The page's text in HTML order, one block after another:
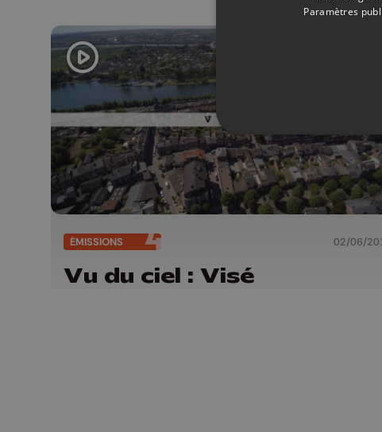
ÉMISSIONS 02/06/
Vu du ciel : Visé
Paramètres